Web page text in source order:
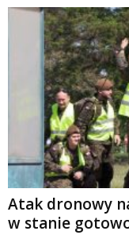
Atak dronowy
w stanie